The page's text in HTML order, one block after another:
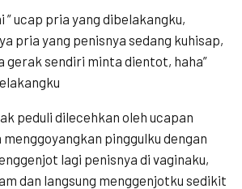
” ucap pria yang dibelakangku,
pria yang penisnya sedang kuhisap,
gerak sendiri minta dientot, haha”
peduli dilecehkan oleh ucapan
pinggulku dengan
lagi penisnya di vaginaku,
dan langsung menggenjotku sedikit